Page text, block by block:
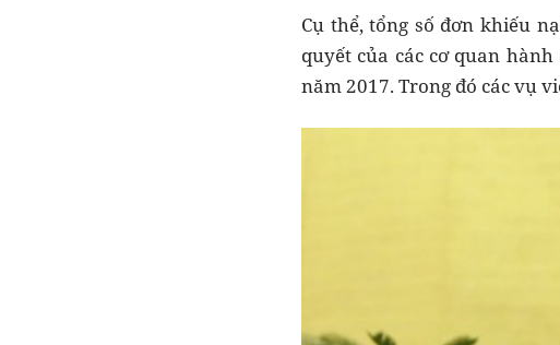
Cụ thể, tổng số đơn khiếu
quyết của các cơ quan
năm 2017. Trong đó các vụ